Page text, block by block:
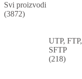
Svi proizvodi
(3872)
UTP, FTP,
SFTP
(218)